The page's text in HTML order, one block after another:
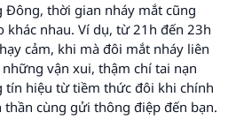
Đông, thời gian nháy mắt cũng
nhau. Ví dụ, từ 21h đến 23h
cảm, khi mà đôi mắt nháy liên
vận xui, thậm chí tai nạn
tín hiệu từ tiềm thức đôi khi chính
thần cùng gửi thông điệp đến bạn.